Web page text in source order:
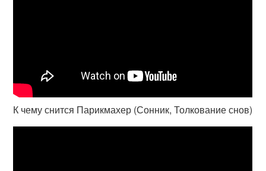
К чему снится Парикмахер (Сонник, Толкование снов)